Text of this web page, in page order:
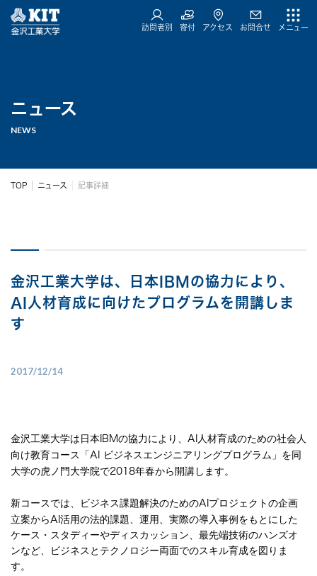
訪問者別 寄付 アクセス お問合せ メニュー
ニュース
NEWS
TOP ニュース 記事詳細
金沢工業大学は、日本IBMの協力により、
AI人材育成に向けたプログラムを開講しま
す
2017/12/14
金沢工業大学は日本 IBMの協力により、 AI 人材育成のための社会人
向け教育コース「 AI
ビジネスエンジニアリングプログラム」を同
大学の虎ノ門大学院で2018年春から開講します。
新コースでは、ビジネス課題解決のためのAI プロジェクトの企画
立案から AI 活用の法的課題、運用、実際の導入事例をもとにした
ケース・スタディーやディスカッション、最先端技術のハンズオ
ンなど、ビジネスとテクノロジー両面でのスキル育成を図りま
す。